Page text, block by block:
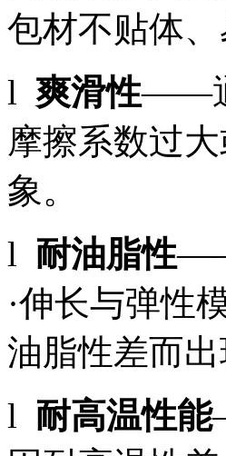
包材不贴体
l 爽滑性——
摩擦系数过
象。
l 耐油脂性
·伸长与弹性
油脂性差而
l 耐高温性能